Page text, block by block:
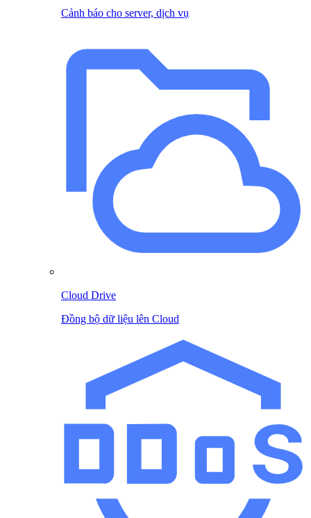
Cảnh báo cho server, dịch vụ
Cloud Drive
Đồng bộ dữ liệu lên Cloud